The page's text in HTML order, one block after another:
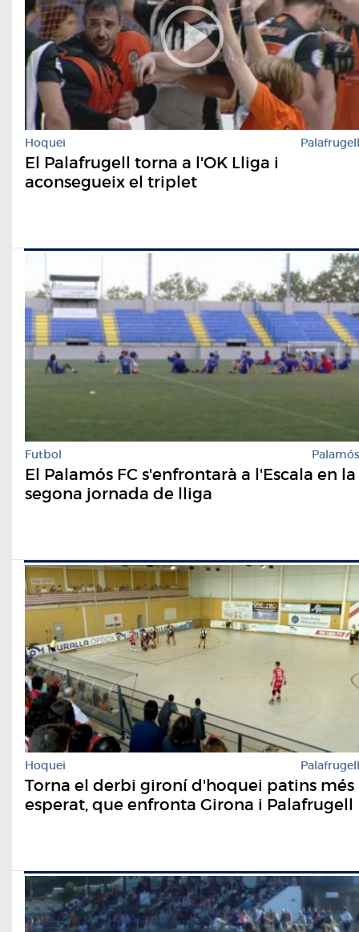
Hoquei Palafrugell
El Palafrugell torna a l'OK Lliga i
aconsegueix el triplet
Futbol Palamós
El Palamós FC s'enfrontarà a l'Escala en la
segona jornada de lliga
Hoquei Palafrugell
Torna el derbi gironí d'hoquei patins més
esperat, que enfronta Girona i Palafrugell